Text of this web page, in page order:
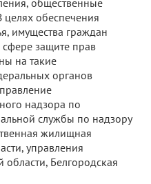
обеспечения
имущества граждан
защите прав
на такие
органов
надзора по
службы по надзору
жилищная
управления
области, Белгородская